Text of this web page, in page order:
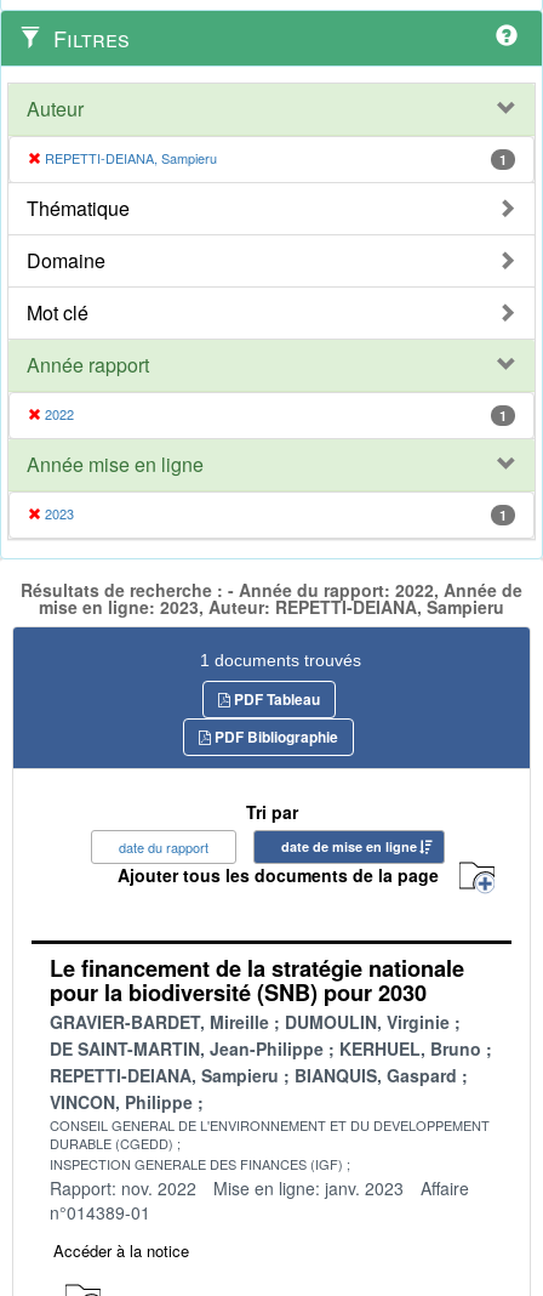
Filtres
Auteur
REPETTI-DEIANA, Sampieru 1
Thématique
Domaine
Mot clé
Année rapport
2022 1
Année mise en ligne
2023 1
Résultats de recherche : - Année du rapport: 2022, Année de
mise en ligne: 2023, Auteur: REPETTI-DEIANA, Sampieru
1 documents trouvés
PDF Tableau
PDF Bibliographie
Tri par
date du rapport date de mise en ligne
Ajouter tous les documents de la page
Le financement de la stratégie nationale
pour la biodiversité (SNB) pour 2030
GRAVIER-BARDET, Mireille
DUMOULIN, Virginie
DE SAINT-MARTIN, Jean-Philippe
KERHUEL, Bruno
REPETTI-DEIANA, Sampieru
BIANQUIS, Gaspard
VINCON, Philippe
CONSEIL GENERAL DE L'ENVIRONNEMENT ET DU DEVELOPPEMENT
DURABLE (CGEDD)
INSPECTION GENERALE DES FINANCES (IGF)
Rapport: nov. 2022 Mise en ligne: janv. 2023
Affaire
n°014389-01
Accéder à la notice